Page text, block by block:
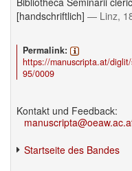
[handschriftlich] — Linz,
Permalink:
https://manuscripta.at/
95/0009
Kontakt und Feedback:
Startseite des Bandes